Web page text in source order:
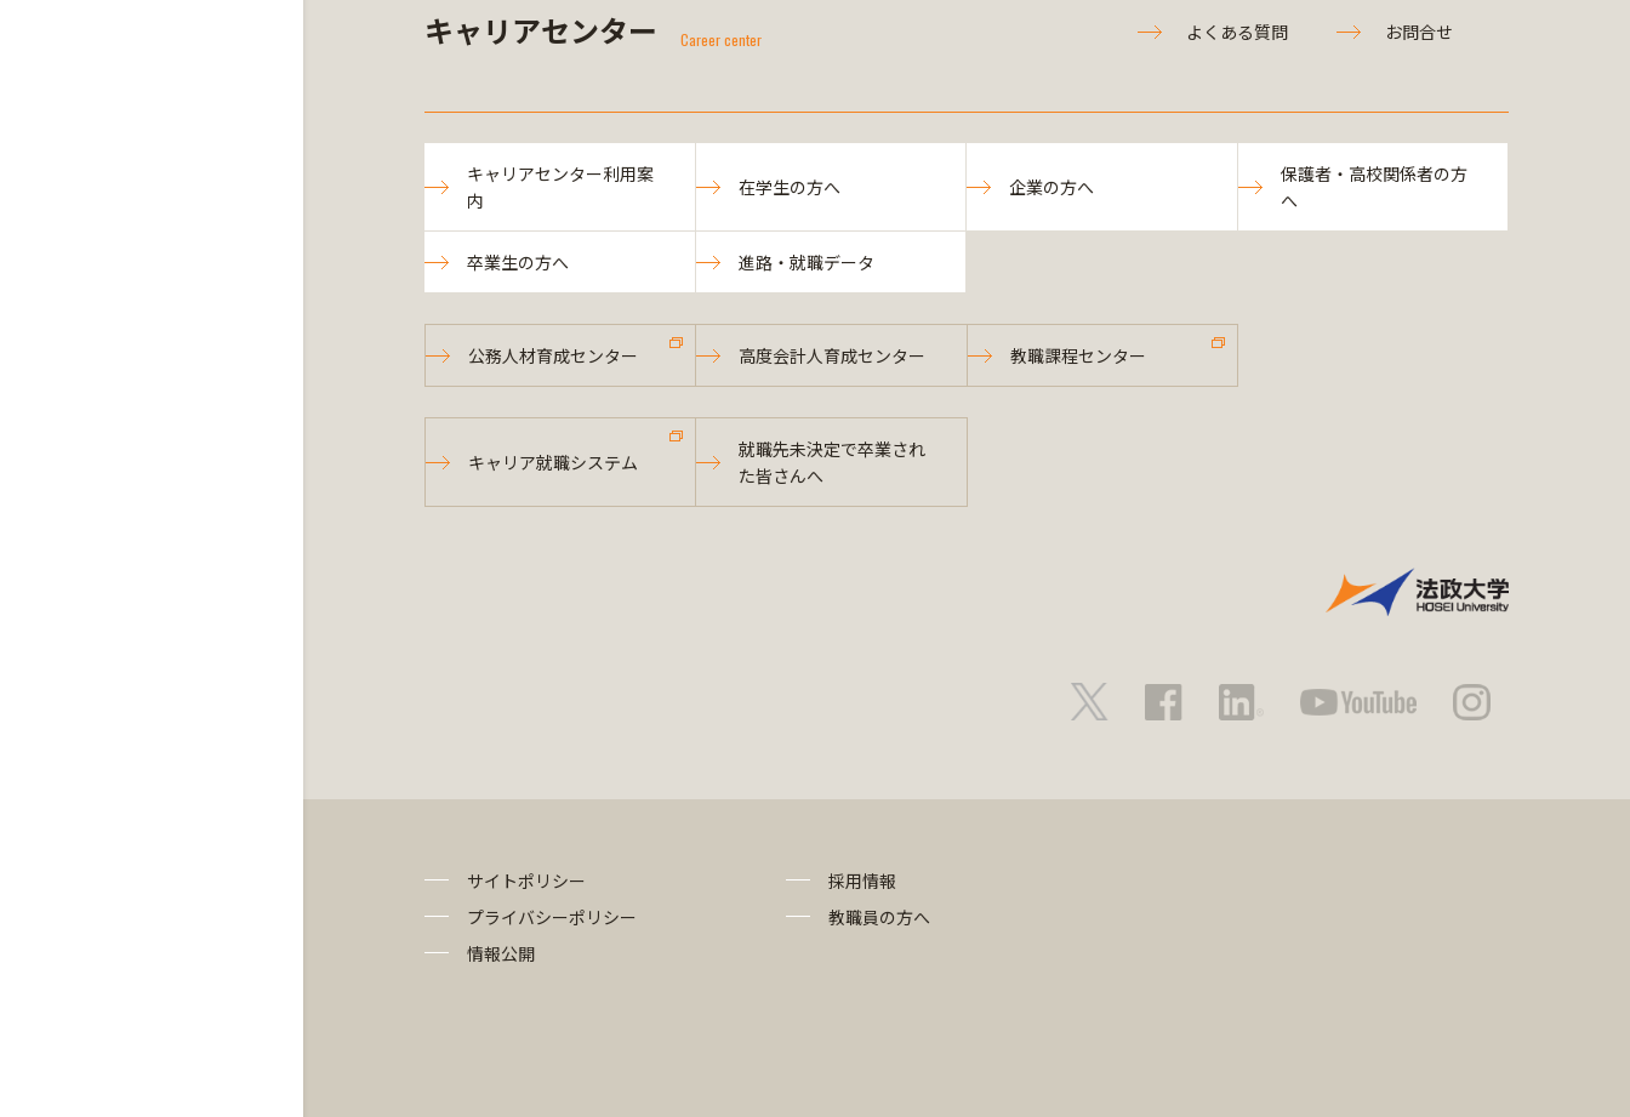
キャリアセンター Career center よくある質問 お問合せ
キャリアセンター利用案
内
在学生の方へ 企業の方へ
保護者・高校関係者の方
へ
卒業生の方へ 進路・就職データ
公務人材育成センター 高度会計人育成センター 教職課程センター
キャリア就職システム
就職先未決定で卒業され
た皆さんへ
サイトポリシー
プライバシーポリシー
情報公開
採用情報
教職員の方へ